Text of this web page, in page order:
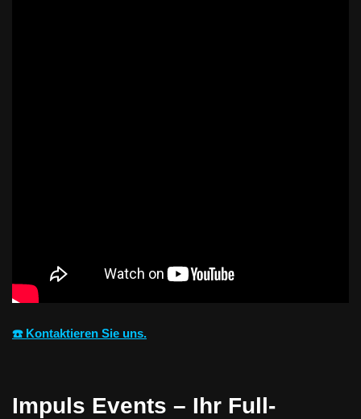
☎️ Kontaktieren Sie uns.
Impuls Events – Ihr Full-